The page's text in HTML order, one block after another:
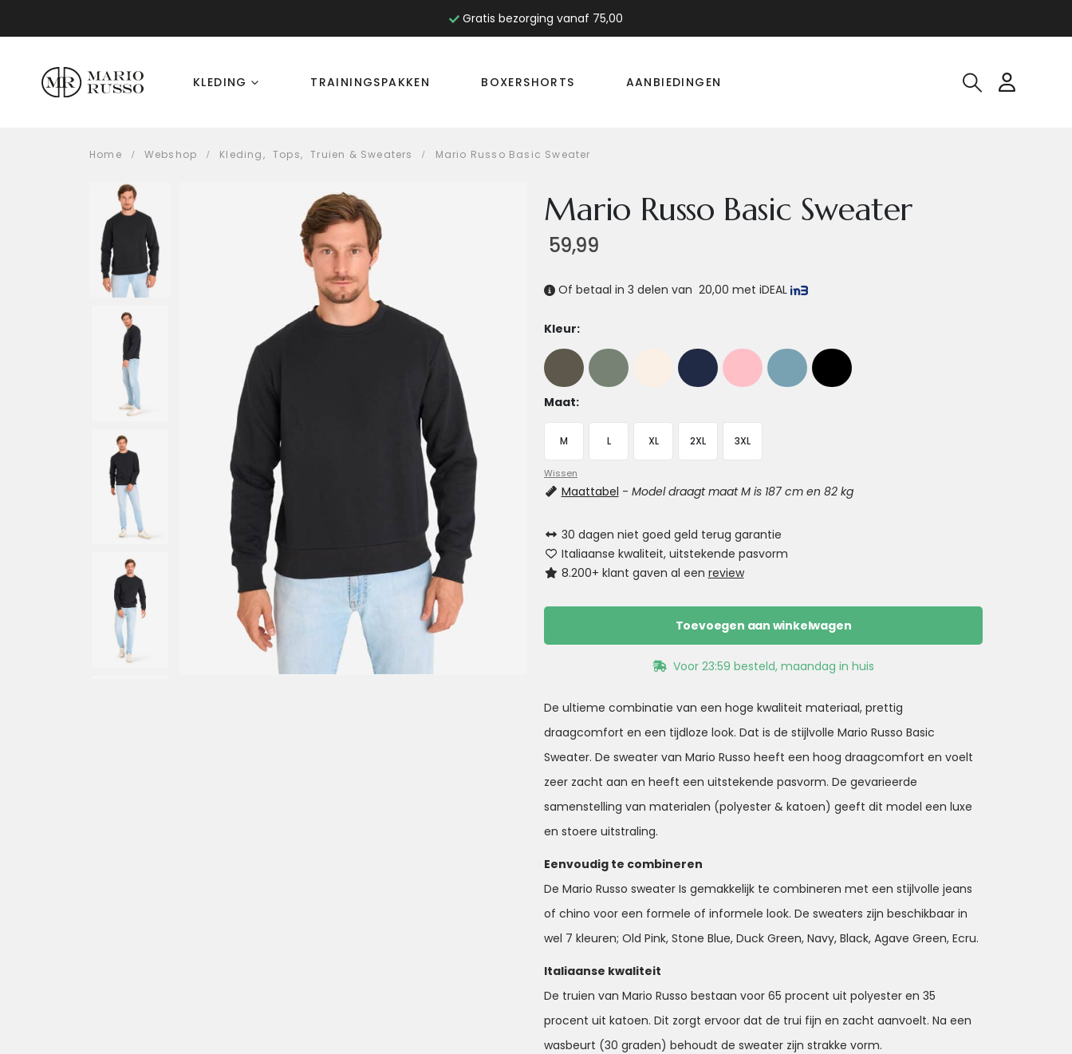
Gratis bezorging vanaf 75,00
KLEDING TRAININGSPAKKEN BOXERSHORTS AANBIEDINGEN
Home Webshop Kleding, Tops, Truien & Sweaters Mario Russo Basic Sweater
Mario Russo Basic Sweater
59,99
Of betaal in 3 delen van 20,00 met iDEAL
Kleur
Maat
M L XL 2XL 3XL
Wissen
Maattabel - Model draagt maat M is 187 cm en 82 kg
30 dagen niet goed geld terug garantie
Italiaanse kwaliteit, uitstekende pasvorm
8.200+ klant gaven al een review
Toevoegen aan winkelwagen
Voor 23:59 besteld, maandag in huis
De ultieme combinatie van een hoge kwaliteit materiaal, prettig
draagcomfort en een tijdloze look. Dat is de stijlvolle Mario Russo Basic
Sweater. De sweater van Mario Russo heeft een hoog draagcomfort en voelt
zeer zacht aan en heeft een uitstekende pasvorm. De gevarieerde
samenstelling van materialen (polyester & katoen) geeft dit model een luxe
en stoere uitstraling.
Eenvoudig te combineren
De Mario Russo sweater Is gemakkelijk te combineren met een stijlvolle jeans
of chino voor een formele of informele look. De sweaters zijn beschikbaar in
wel 7 kleuren; Old Pink, Stone Blue, Duck Green, Navy, Black, Agave Green, Ecru.
Italiaanse kwaliteit
De truien van Mario Russo bestaan voor 65 procent uit polyester en 35
procent uit katoen. Dit zorgt ervoor dat de trui fijn en zacht aanvoelt. Na een
wasbeurt (30 graden) behoudt de sweater zijn strakke vorm.